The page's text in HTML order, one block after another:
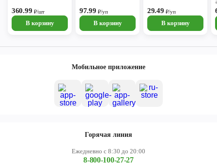
360.99 ₽/шт
В корзину
97.99₽/уп
В корзину
29.49₽/уп
В корзину
Мобильное приложение
Горячая линия
Ежедневно с 8:30 до 20:00
8-800-100-27-27